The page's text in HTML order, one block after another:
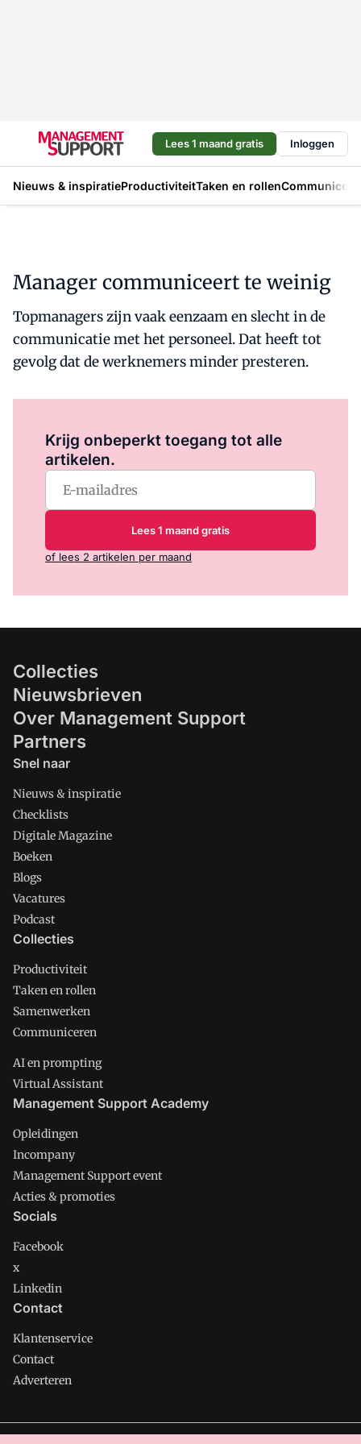
Lees 1 maand gratis Inloggen
Nieuws & inspiratieProductiviteitTaken en rollen
Manager communiceert te weinig
Topmanagers zijn vaak eenzaam en slecht in de
communicatie met het personeel. Dat heeft tot
gevolg dat de werknemers minder presteren.
Krijg onbeperkt toegang tot alle
artikelen.
Lees 1 maand gratis
of lees 2 artikelen per maand
Collecties
Nieuwsbrieven
Over Management Support
Partners
Snel naar
Nieuws & inspiratie
Checklists
Digitale Magazine
Boeken
Blogs
Vacatures
Podcast
Collecties
Productiviteit
Taken en rollen
Samenwerken
Communiceren
AI en prompting
Virtual Assistant
Management Support Academy
Opleidingen
Incompany
Management Support event
Acties & promoties
Socials
Facebook
x
Linkedin
Contact
Klantenservice
Contact
Adverteren